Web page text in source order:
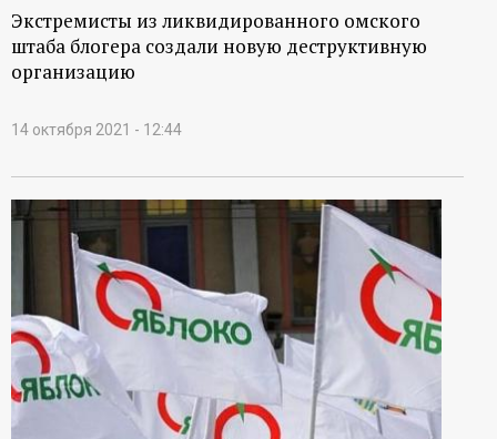
и
о
н
н
ы
п
о
Экстремисты из ликвидированного омского
штаба блогера создали новую деструктивную
организацию
14 октября 2021 - 12:44